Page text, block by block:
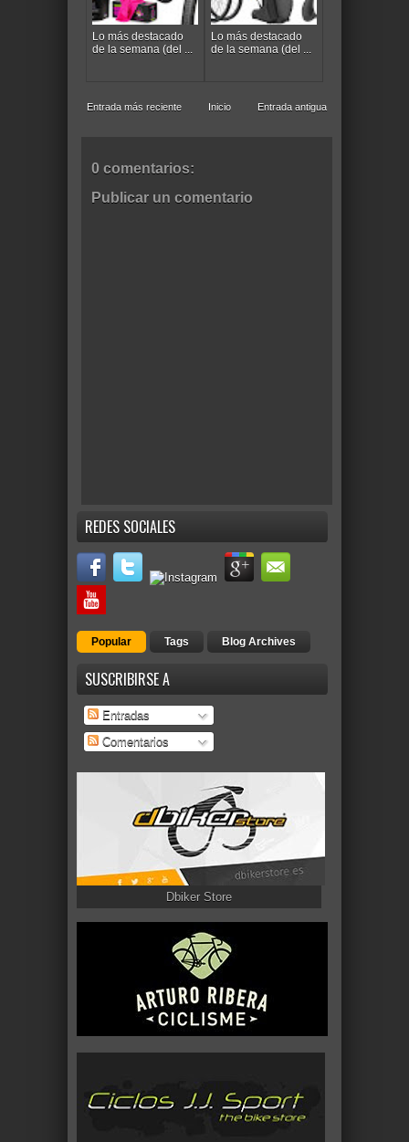
Lo más destacado
de la semana (del ...
Lo más destacado
de la semana (del ...
Entrada más reciente Entrada antigua
Inicio
0 comentarios:
Publicar un comentario
REDES SOCIALES
Popular Tags Blog Archives
SUSCRIBIRSE A
Entradas
Comentarios
Dbiker Store